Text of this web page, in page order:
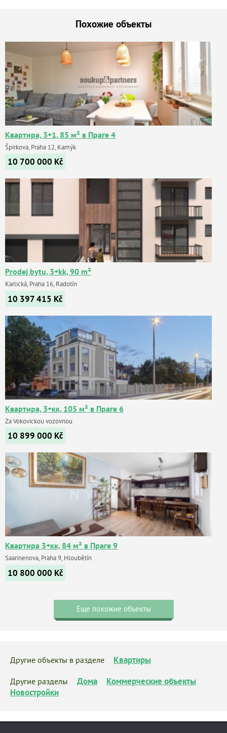
Похожие объекты
Квартира, 3+1, 85 м² в Праге 4
Špirkova, Praha 12, Kamýk
10 700 000 Kč
Prodej bytu, 3+kk, 90 m²
Karlická, Praha 16, Radotín
10 397 415 Kč
Квартира, 3+кк, 105 м² в Праге 6
Za Vokovickou vozovnou
10 899 000 Kč
Квартира 3+кк, 84 м² в Праге 9
Saarinenova, Praha 9, Hloubětín
10 800 000 Kč
Еще похожие объекты
Другие объекты в разделе Квартиры
Другие разделы Дома
Коммерческие объекты
Новостройки